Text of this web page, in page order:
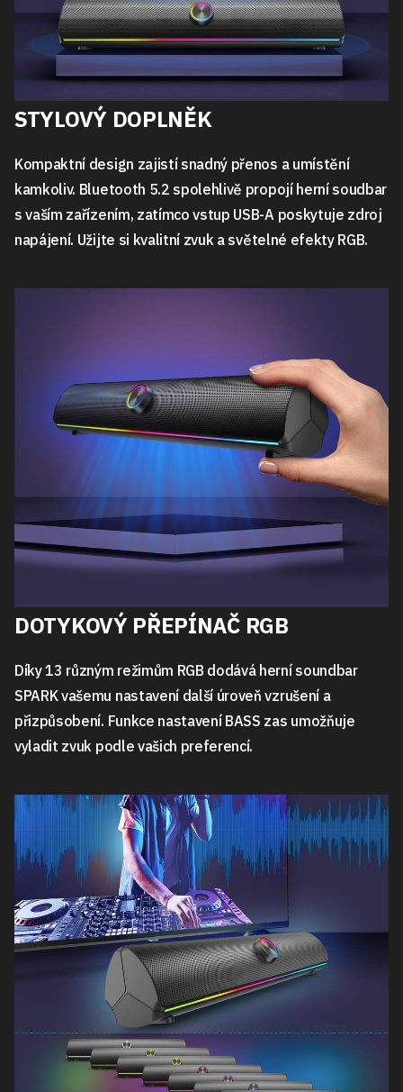
STYLOVÝ DOPLNĚK
Kompaktní design zajistí snadný přenos a umístění
kamkoliv. Bluetooth 5.2 spolehlivě propojí herní soudbar
s vaším zařízením, zatímco vstup USB-A poskytuje zdroj
napájení. Užijte si kvalitní zvuk a světelné efekty RGB.
DOTYKOVÝ PŘEPÍNAČ RGB
Díky 13 různým režimům RGB dodává herní soundbar
SPARK vašemu nastavení další úroveň vzrušení a
přizpůsobení. Funkce nastavení BASS zas umožňuje
vyladit zvuk podle vašich preferencí.